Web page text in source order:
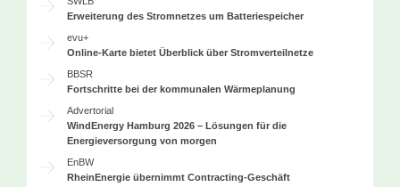
Erweiterung des Stromnetzes um Batteriespeicher
evu+
Online-Karte bietet Überblick über Stromverteilnetze
BBSR
Fortschritte bei der kommunalen Wärmeplanung
Advertorial
WindEnergy Hamburg 2026 – Lösungen für die
Energieversorgung von morgen
EnBW
RheinEnergie übernimmt Contracting-Geschäft